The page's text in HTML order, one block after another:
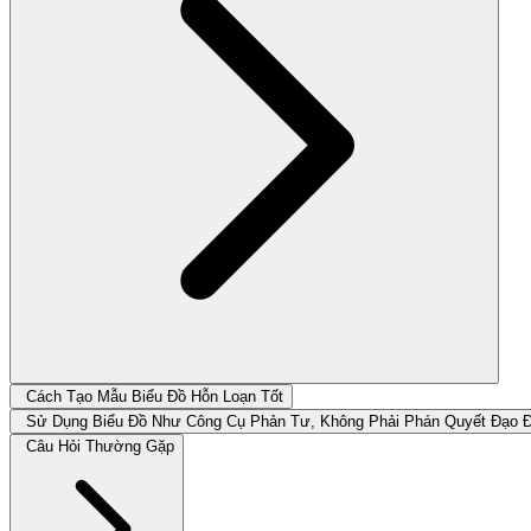
Cách Tạo Mẫu Biểu Đồ Hỗn Loạn Tốt
Sử Dụng Biểu Đồ Như Công Cụ Phản Tư, Không Phải Phán Quyết Đạo
Câu Hỏi Thường Gặp